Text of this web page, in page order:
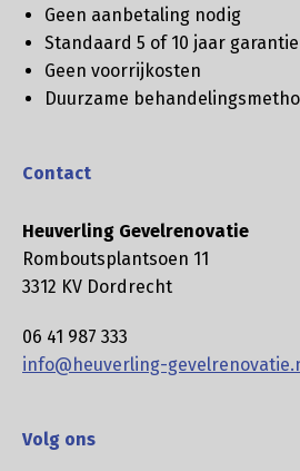
Geen aanbetaling nodig
Standaard 5 of 10 jaar garantie
Geen voorrijkosten
Duurzame
Contact
Heuverling Gevelrenovatie
Romboutsplantsoen 11
3312 KV Dordrecht
06 41 987 333
info@heuverling-
Volg ons